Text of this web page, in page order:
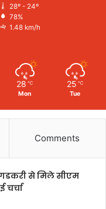
28º - 24º
78%
1.48 km/h
28 ℃
Mon
25 ℃
Tue
Comments
गडकरी से मिले सीएम
चर्चा